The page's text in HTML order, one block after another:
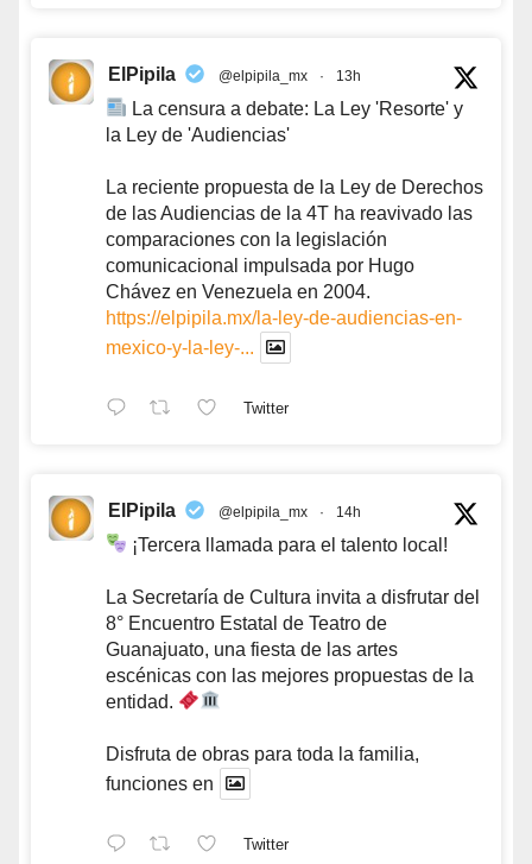
ElPipila @elpipila_mx · 13h
La censura a debate: La Ley 'Resorte' y
la Ley de 'Audiencias'
La reciente propuesta de la Ley de Derechos
de las Audiencias de la 4T ha reavivado las
comparaciones con la legislación
comunicacional impulsada por Hugo
Chávez en Venezuela en 2004.
https://elpipila.mx/la-ley-de-audiencias-en-
mexico-y-la-ley-...
Twitter
ElPipila @elpipila_mx · 14h
¡Tercera llamada para el talento local!
La Secretaría de Cultura invita a disfrutar del
8° Encuentro Estatal de Teatro de
Guanajuato, una fiesta de las artes
escénicas con las mejores propuestas de la
entidad.
Disfruta de obras para toda la familia,
funciones en
Twitter